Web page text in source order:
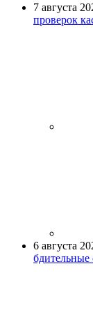
7 августа
проверок
6 августа
бдительные